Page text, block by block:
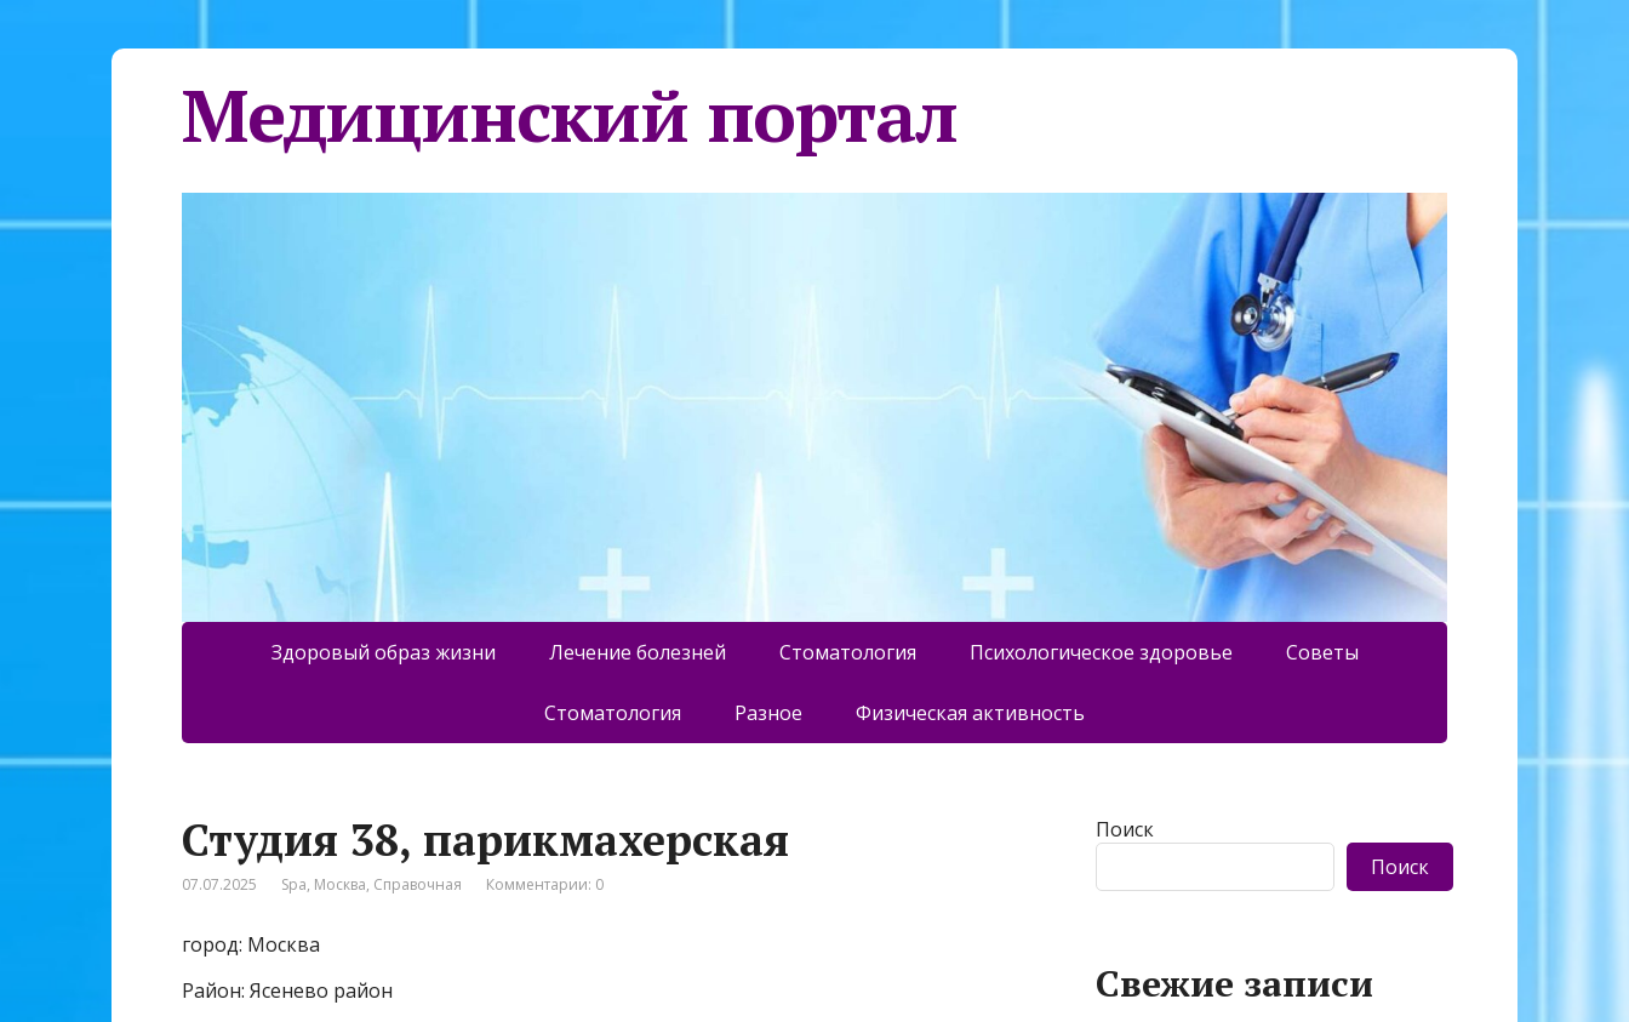
Медицинский портал
Здоровый образ жизни Лечение болезней Стоматология Психологическое здоровье Советы
Стоматология Разное Физическая активность
Студия 38, парикмахерская
07.07.2025 Spa, Москва, Справочная Комментарии: 0
город: Москва
Район: Ясенево район
Поиск
Поиск
Свежие записи